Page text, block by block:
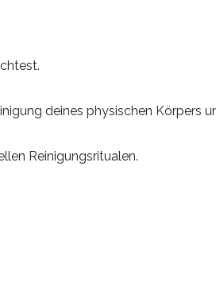
deines physischen Körpers
Reinigungsritualen.